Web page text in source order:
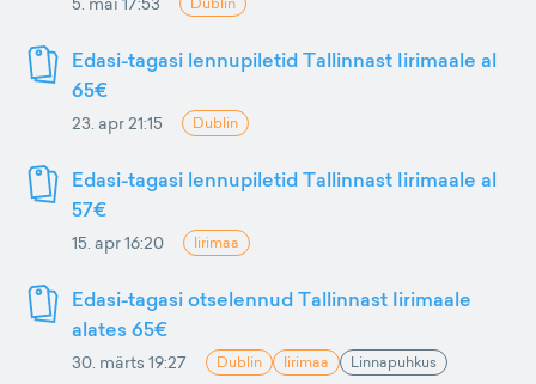
Edasi-tagasi lennupiletid Tallinnast Iirimaale al
65€
23. apr 21:15 Dublin
Edasi-tagasi lennupiletid Tallinnast Iirimaale al
57€
15. apr 16:20 Iirimaa
Edasi-tagasi otselennud Tallinnast Iirimaale
alates 65€
30. märts 19:27 Dublin Iirimaa Linnapuhkus